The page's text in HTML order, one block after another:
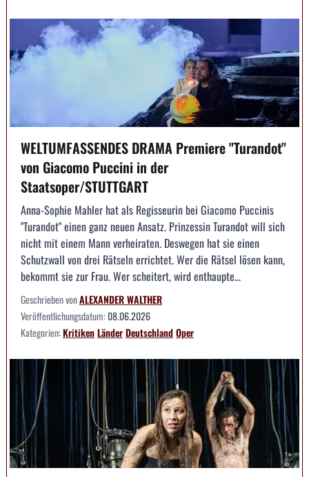
WELTUMFASSENDES DRAMA Premiere "Turandot"
von Giacomo Puccini in der
Staatsoper/STUTTGART
Anna-Sophie Mahler hat als Regisseurin bei Giacomo Puccinis
"Turandot" einen ganz neuen Ansatz. Prinzessin Turandot will sich
nicht mit einem Mann verheiraten. Deswegen hat sie einen
Schutzwall von drei Rätseln errichtet. Wer die Rätsel lösen kann,
bekommt sie zur Frau. Wer scheitert, wird enthaupte...
Geschrieben vonALEXANDER WALTHER
Veröffentlichungsdatum:08.06.2026
Kategorien:KritikenLänderDeutschlandOper